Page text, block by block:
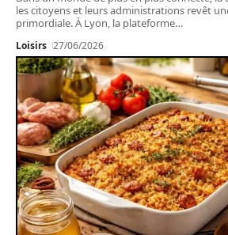
les citoyens et leurs administrations revêt
primordiale. À Lyon, la plateforme…
Loisirs 27/06/2026